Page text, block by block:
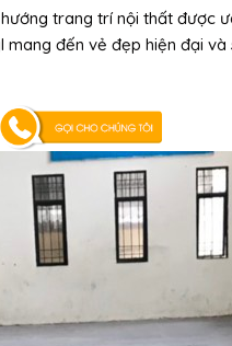
trang trí nội thất được
đến vẻ đẹp hiện đại